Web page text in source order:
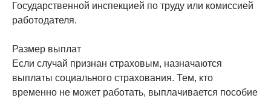
Государственной инспекцией по труду или комиссией
работодателя.
Размер выплат
Если случай признан страховым, назначаются
выплаты социального страхования. Тем, кто
временно не может работать, выплачивается пособие